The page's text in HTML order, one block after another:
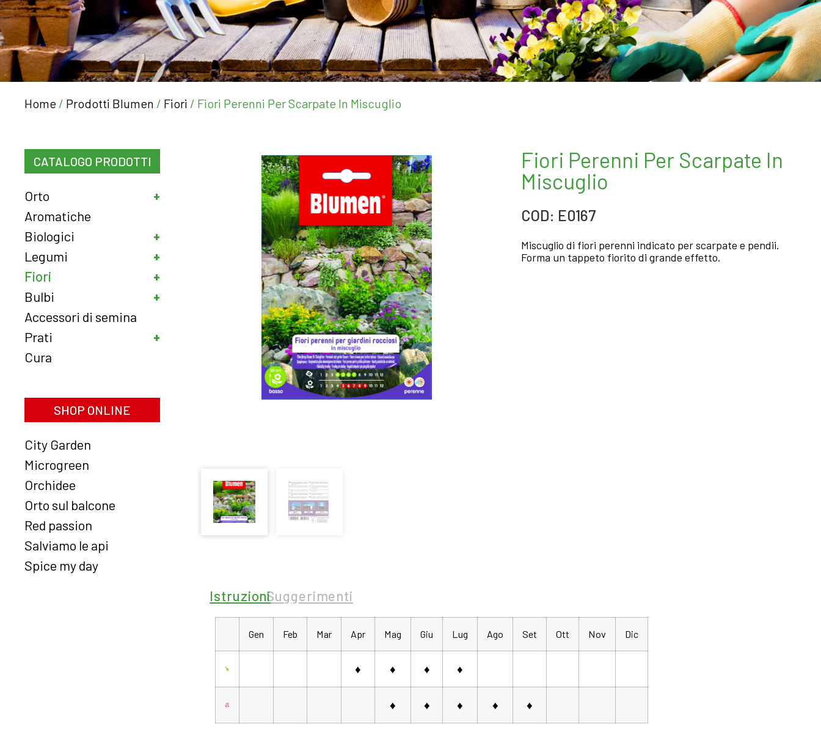
Home / Prodotti Blumen / Fiori / Fiori Perenni Per Scarpate In Miscuglio
CATALOGO PRODOTTI
Orto
Aromatiche
Biologici
Legumi
Fiori
Bulbi
Accessori di semina
Prati
Cura
SHOP ONLINE
City Garden
Microgreen
Orchidee
Orto sul balcone
Red passion
Salviamo le api
Spice my day
Fiori Perenni Per Scarpate In
Miscuglio
COD: E0167
Miscuglio di fiori perenni indicato per scarpate e pendii.
Forma un tappeto fiorito di grande effetto.
IstruzioniSuggerimenti
Gen Feb Mar Apr Mag Giu Lug Ago Set Ott Nov Dic
♦ ♦ ♦ ♦
♦ ♦ ♦ ♦ ♦